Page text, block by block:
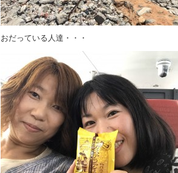
おだっている人達・・・